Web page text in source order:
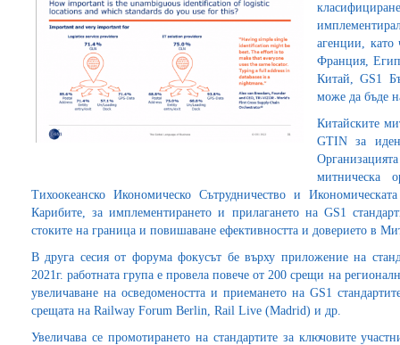
агенции, като
Франция,
Китай, GS1
може да бъде
Китайските
GTIN за
митническа
Тихоокеанско Икономическо Сътрудничество и
Карибите, за имплементирането и прилагането на GS1
стоките на граница и повишаване ефективността и доверието в
В друга сесия от форума фокусът бе върху приложение на
2021г. работната група е провела повече от 200 срещи на
увеличаване на осведомеността и приемането на GS1
срещата на Railway Forum Berlin, Rail Live (Madrid) и др.
Увеличава се промотирането на стандартите за ключовите